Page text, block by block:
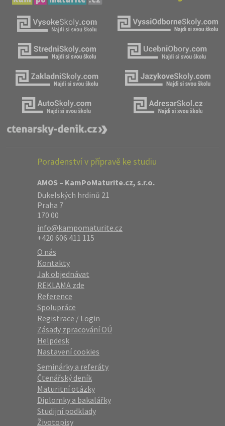
Poradenství v přípravě ke studiu
AMOS – KamPoMaturite.cz, s.r.o.
Dukelských hrdinů 21
Praha 7
170 00
info@kampomaturite.cz
+420 606 411 115
O nás
Kontakty
Jak objednávat
REKLAMA zde
Reference
Spolupráce
Registrace / Login
Zásady zpracování OÚ
Helpdesk
Nastavení cookies
Seminárky a referáty
Čtenářský deník
Maturitní otázky
Diplomky a bakalářky
Studijní podklady
Životopisy